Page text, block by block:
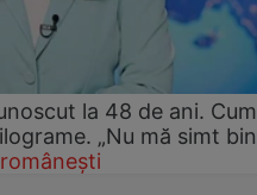
la 48 de ani. Cum
„Nu mă simt